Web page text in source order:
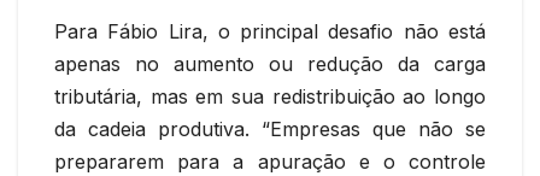
Para Fábio Lira, o principal desafio não está
apenas no aumento ou redução da carga
tributária, mas em sua redistribuição ao longo
da cadeia produtiva. “Empresas que não se
prepararem para a apuração e o controle